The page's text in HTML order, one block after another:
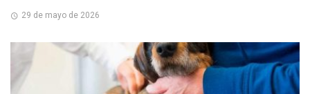
29 de mayo de 2026